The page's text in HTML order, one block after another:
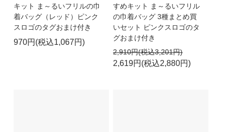
キット ま～るいフリルの巾
着バッグ（レッド）ピンク
スロゴのタグおまけ付き
970円(税込1,067円)
すめキット ま～るいフリル
の巾着バッグ 3種まとめ買
いセット ピンクスロゴのタ
グおまけ付き
2,910円(税込3,201円)
2,619円(税込2,880円)